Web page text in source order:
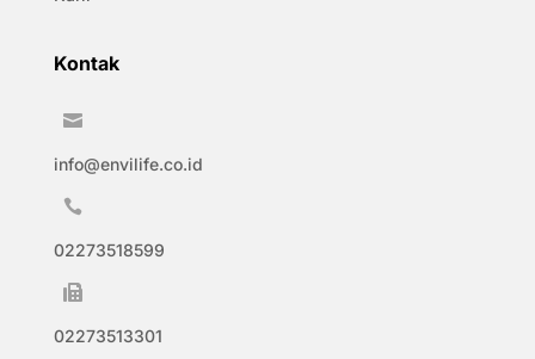
Kontak

info@envilife.co.id

02273518599

02273513301